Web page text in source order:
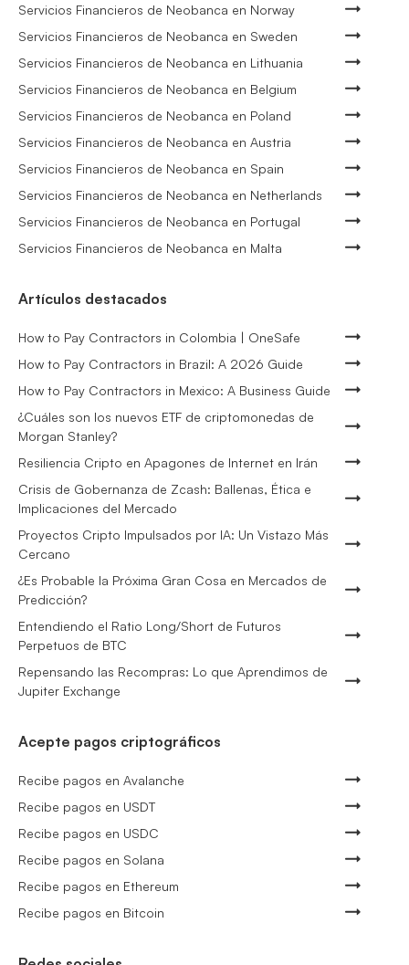
Servicios Financieros de Neobanca en Norway
Servicios Financieros de Neobanca en Sweden
Servicios Financieros de Neobanca en Lithuania
Servicios Financieros de Neobanca en Belgium
Servicios Financieros de Neobanca en Poland
Servicios Financieros de Neobanca en Austria
Servicios Financieros de Neobanca en Spain
Servicios Financieros de Neobanca en Netherlands
Servicios Financieros de Neobanca en Portugal
Servicios Financieros de Neobanca en Malta
Artículos destacados
How to Pay Contractors in Colombia | OneSafe
How to Pay Contractors in Brazil: A 2026 Guide
How to Pay Contractors in Mexico: A Business Guide
¿Cuáles son los nuevos ETF de criptomonedas de
Morgan Stanley?
Resiliencia Cripto en Apagones de Internet en Irán
Crisis de Gobernanza de Zcash: Ballenas, Ética e
Implicaciones del Mercado
Proyectos Cripto Impulsados por IA: Un Vistazo Más
Cercano
¿Es Probable la Próxima Gran Cosa en Mercados de
Predicción?
Entendiendo el Ratio Long/Short de Futuros
Perpetuos de BTC
Repensando las Recompras: Lo que Aprendimos de
Jupiter Exchange
Acepte pagos criptográficos
Recibe pagos en Avalanche
Recibe pagos en USDT
Recibe pagos en USDC
Recibe pagos en Solana
Recibe pagos en Ethereum
Recibe pagos en Bitcoin